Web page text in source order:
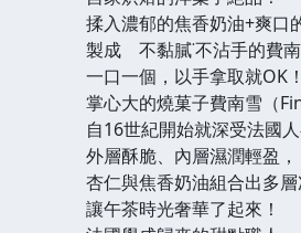
揉入濃郁的焦香奶油+爽口
製成 不黏膩˙不沾手的費
一口一個，以手拿取就OK！
掌心大的燒菓子費南雪（
自16世紀開始就深受法國人
外層酥脆、內層濕潤輕盈，
杏仁與焦香奶油組合出多層
讓午茶時光奢華了起來！